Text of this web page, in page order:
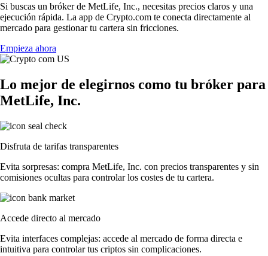
Si buscas un bróker de MetLife, Inc., necesitas precios claros y una
ejecución rápida. La app de Crypto.com te conecta directamente al
mercado para gestionar tu cartera sin fricciones.
Empieza ahora
Lo mejor de elegirnos como tu bróker para
MetLife, Inc.
Disfruta de tarifas transparentes
Evita sorpresas: compra MetLife, Inc. con precios transparentes y sin
comisiones ocultas para controlar los costes de tu cartera.
Accede directo al mercado
Evita interfaces complejas: accede al mercado de forma directa e
intuitiva para controlar tus criptos sin complicaciones.